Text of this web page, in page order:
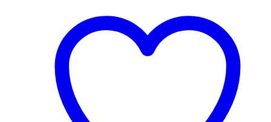
flere
varianter.
Mulighederne